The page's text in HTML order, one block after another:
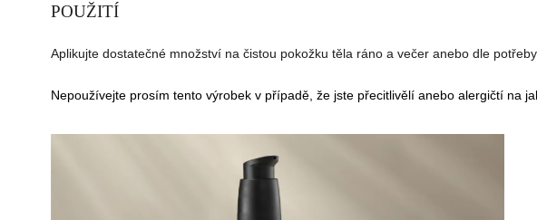
POUŽITÍ
Aplikujte dostatečné množství na čistou pokožku těla ráno a večer anebo dle potřeby.
Nepoužívejte prosím tento výrobek v případě, že jste přecitlivělí anebo alergičtí na